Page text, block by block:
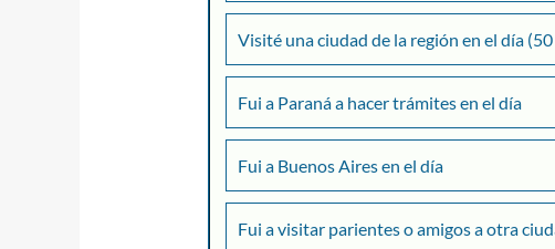
Visité una ciudad de la región en el día
Fui a Paraná a hacer trámites en el día
Fui a Buenos Aires en el día
Fui a visitar parientes o amigos a otra